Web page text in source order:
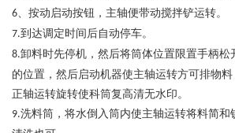
6 、按动启动按钮，主轴便带动搅拌铲运转。
7.到达调定时间后自动停车。
8.卸料时先停机，然后将筒体位置限置手柄松
的位置，然后启动机器使主轴运转方可排物
正轴运转旋转使科筒复高清无水印。
9.洗料筒，将水倒入筒内使主轴运转将料简和